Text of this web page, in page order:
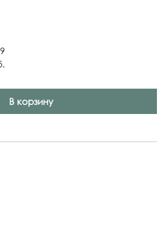
В корзину